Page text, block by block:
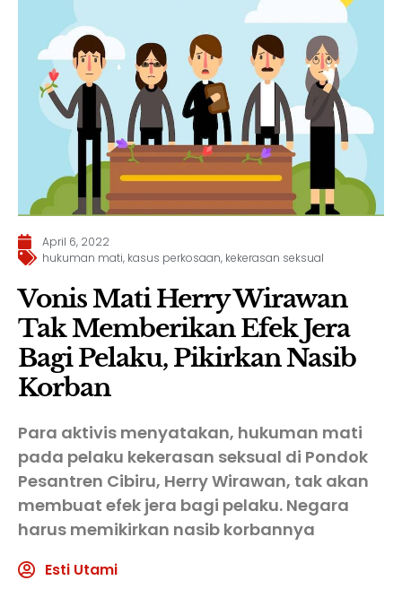
April 6, 2022
hukuman mati, kasus perkosaan, kekerasan seksual
Vonis Mati Herry Wirawan
Tak Memberikan Efek Jera
Bagi Pelaku, Pikirkan Nasib
Korban
Para aktivis menyatakan, hukuman mati
pada pelaku kekerasan seksual di Pondok
Pesantren Cibiru, Herry Wirawan, tak akan
membuat efek jera bagi pelaku. Negara
harus memikirkan nasib korbannya
Esti Utami